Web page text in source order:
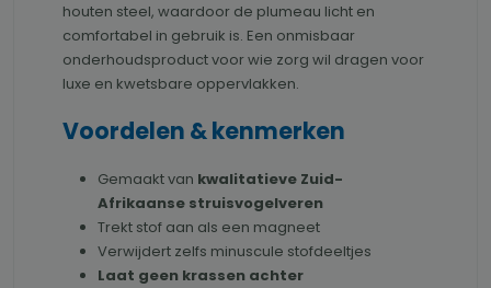
houten steel, waardoor de plumeau licht en
comfortabel in gebruik is. Een onmisbaar
onderhoudsproduct voor wie zorg wil dragen voor
luxe en kwetsbare oppervlakken.
Voordelen & kenmerken
Gemaakt van kwalitatieve Zuid-
Afrikaanse struisvogelveren
Trekt stof aan als een magneet
Verwijdert zelfs minuscule stofdeeltjes
Laat geen krassen achter